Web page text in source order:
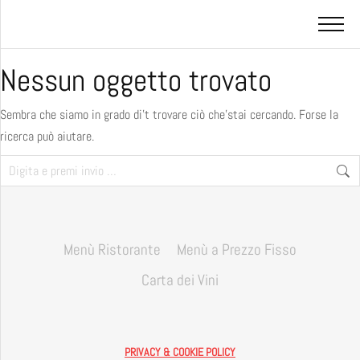
Nessun oggetto trovato
Sembra che siamo in grado di’t trovare ciò che’stai cercando. Forse la
ricerca può aiutare.
Menù Ristorante
Menù a Prezzo Fisso
Carta dei Vini
PRIVACY & COOKIE POLICY